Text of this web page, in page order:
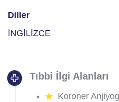
Diller
İNGİLİZCE
Tıbbi İlgi Alanları
Koroner